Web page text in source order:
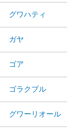
グワハティ
ガヤ
ゴア
ゴラクプル
グワーリオール